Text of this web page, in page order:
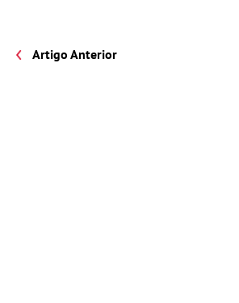
Artigo Anterior